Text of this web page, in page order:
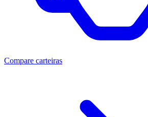
Compare carteiras